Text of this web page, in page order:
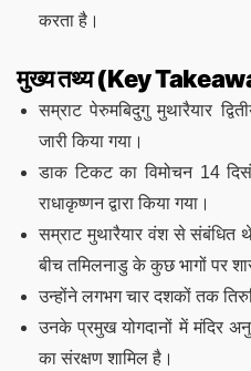
करता है।
मुख्य तथ्य (Key
सम्राट पेरुमबिदुगु मुथारैयार
जारी किया गया।
डाक टिकट का विमोचन 14
राधाकृष्णन द्वारा किया गया।
सम्राट मुथारैयार वंश से संबंधित
बीच तमिलनाडु के कुछ भागों पर
उन्होंने लगभग चार दशकों तक
उनके प्रमुख योगदानों में मंदिर
का संरक्षण शामिल है।